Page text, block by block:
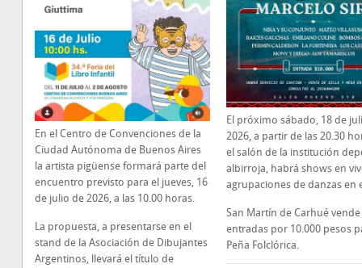
En el Centro de Convenciones de la
Ciudad Autónoma de Buenos Aires
la artista pigüense formará parte del
encuentro previsto para el jueves, 16
de julio de 2026, a las 10.00 horas.
La propuesta, a presentarse en el
stand de la Asociación de Dibujantes
Argentinos, llevará el título de
El próximo sábado, 18 de
2026, a partir de las 20.30
el salón de la institución
albirroja, habrá shows en
agrupaciones de danzas en
San Martín de Carhué vende
entradas por 10.000 pesos
Peña Folclórica.